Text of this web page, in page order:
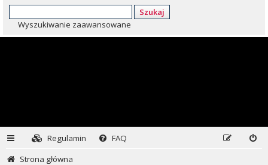
Szukaj
Wyszukiwanie zaawansowane
Regulamin
FAQ
Strona główna